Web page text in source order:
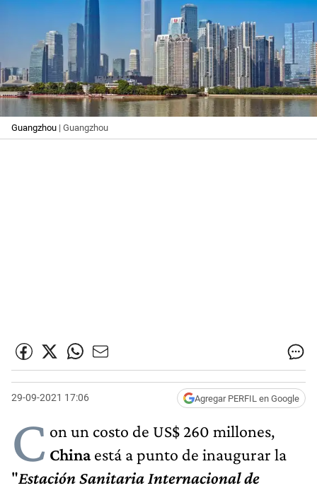
Guangzhou | Guangzhou
29-09-2021 17:06 Agregar PERFIL en Google
C on un costo de US$ 260 millones,
Chinaestá a punto de inaugurar la
"Estación Sanitaria Internacional de